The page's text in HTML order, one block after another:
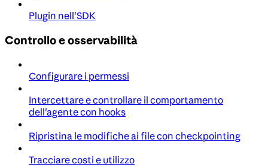
Plugin nell'SDK
Controllo e osservabilità
Configurare i permessi
Intercettare e controllare il comportamento
dell'agente con hooks
Ripristina le modifiche ai file con checkpointing
Tracciare costi e utilizzo